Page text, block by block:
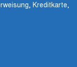
Kreditkarte,